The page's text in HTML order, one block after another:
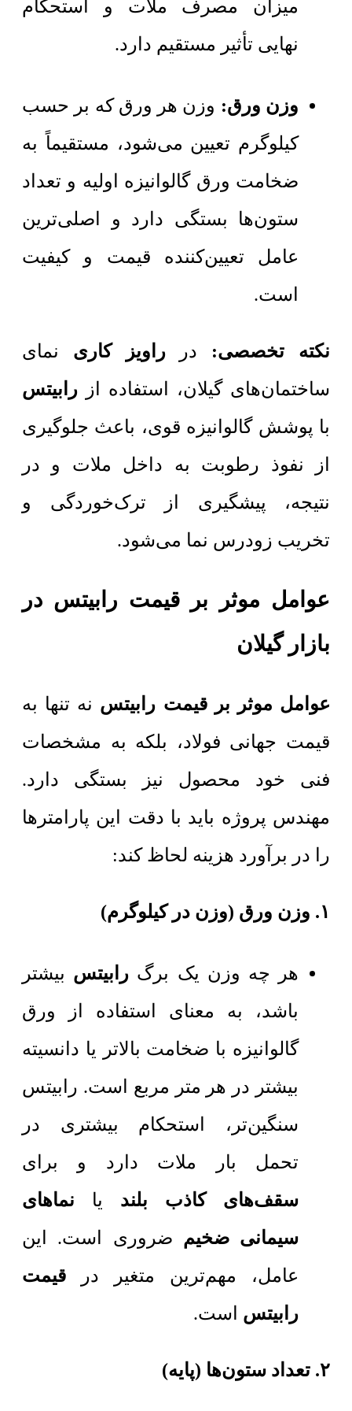
میزان مصرف ملات و استحکام
نهایی تأثیر مستقیم دارد.
وزن ورق: وزن هر ورق که بر حسب
کیلوگرم تعیین می‌شود، مستقیماً به
ضخامت ورق گالوانیزه اولیه و تعداد
ستون‌ها بستگی دارد و اصلی‌ترین
عامل تعیین‌کننده قیمت و کیفیت
است.
نکته تخصصی: درراویز کاری نمای
ساختمان‌های گیلان، استفاده از رابیتس
با پوشش گالوانیزه قوی، باعث جلوگیری
از نفوذ رطوبت به داخل ملات و در
نتیجه، پیشگیری از ترک‌خوردگی و
تخریب زودرس نما می‌شود.
عوامل موثر بر قیمت رابیتس در
بازار گیلان
عوامل موثر بر قیمت رابیتس نه تنها به
قیمت جهانی فولاد، بلکه به مشخصات
فنی خود محصول نیز بستگی دارد.
مهندس پروژه باید با دقت این پارامترها
را در برآورد هزینه لحاظ کند:
۱. وزن ورق (وزن در کیلوگرم)
هر چه وزن یک برگ رابیتس بیشتر
باشد، به معنای استفاده از ورق
گالوانیزه با ضخامت بالاتر یا دانسیته
بیشتر در هر متر مربع است. رابیتس
سنگین‌تر، استحکام بیشتری در
تحمل بار ملات دارد و برای
سقف‌های کاذب بلند یا نماهای
سیمانی ضخیم ضروری است. این
عامل، مهم‌ترین متغیر در قیمت
رابیتس است.
۲. تعداد ستون‌ها (پایه)